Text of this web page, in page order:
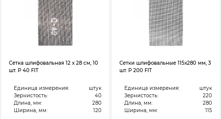
Сетка шлифовальная 12 х 28 см, 10
шт. Р 40 FIT
Единица измерения:
штук
Зернистость:
40
Длина, мм:
280
Ширина, мм:
120
Сетки шлифовальные 115х280 мм, 3
шт. Р 200 FIT
Единица измерения:
штук
Зернистость:
220
Длина, мм:
280
Ширина, мм:
115